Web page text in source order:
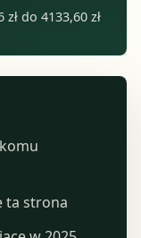
do 4133,60 zł
ta strona